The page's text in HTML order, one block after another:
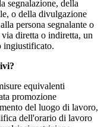
segnalazione, della
o della divulgazione
persona segnalante o
diretta o indiretta, un
ingiustificato.
equivalenti
promozione
del luogo di lavoro,
dell'orario di lavoro